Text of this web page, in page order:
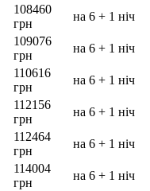
108460
грн
на 6 + 1 ніч
109076
грн
на 6 + 1 ніч
110616
грн
на 6 + 1 ніч
112156
грн
на 6 + 1 ніч
112464
грн
на 6 + 1 ніч
114004
грн
на 6 + 1 ніч